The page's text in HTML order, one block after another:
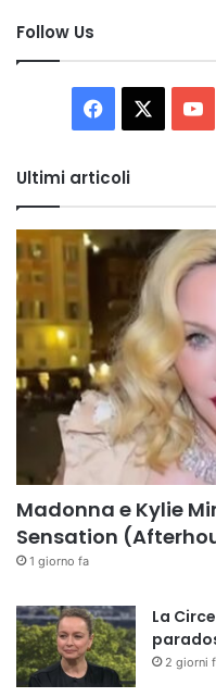
Follow Us
Facebook
Ultimi articoli
Madonna e Kylie
Sensation
1 giorno fa
La
2 giorni